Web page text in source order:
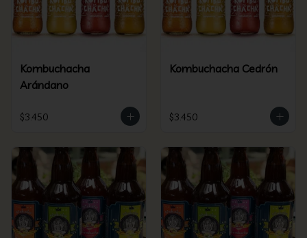
Kombuchacha
Arándano
$3.450
Kombuchacha Cedrón
$3.450